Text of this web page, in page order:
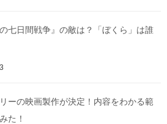
七日間戦争』の敵は？「ぼくら」は誰
ーの映画製作が決定！内容をわかる範
た！